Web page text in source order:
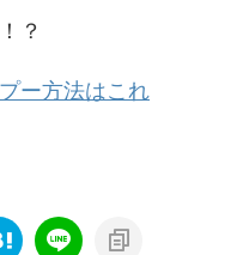
？
ー方法はこれ